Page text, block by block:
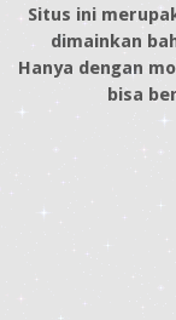
Situs ini
dimainkan
Hanya dengan
bisa